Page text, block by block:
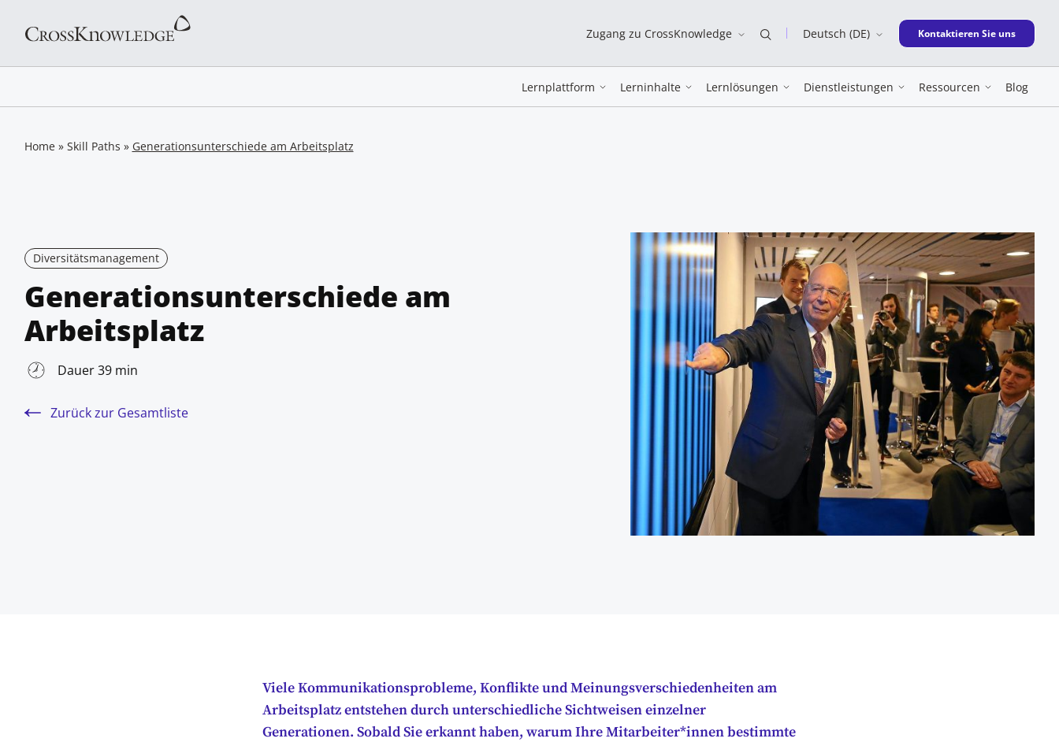
Zugang zu CrossKnowledge Deutsch (DE) New window
Kontaktieren Sie uns
Lernplattform Lerninhalte Lernlösungen Dienstleistungen Ressourcen Blog
Home» Skill Paths » Generationsunterschiede am Arbeitsplatz
Diversitätsmanagement
Generationsunterschiede am
Arbeitsplatz
Dauer 39 min
Zurück zur Gesamtliste
Viele Kommunikationsprobleme, Konflikte und Meinungsverschiedenheiten am
Arbeitsplatz entstehen durch unterschiedliche Sichtweisen einzelner
Generationen. Sobald Sie erkannt haben, warum Ihre Mitarbeiter*innen bestimmte